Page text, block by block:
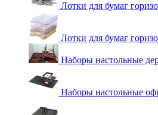
Лотки для бумаг
Лотки для бумаг
Наборы настольные
Наборы настольные